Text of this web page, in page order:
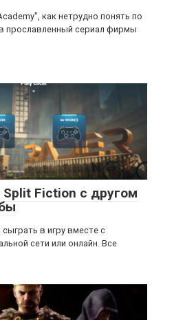
как нетрудно понять по
прославленный сериал фирмы
Split Fiction с другом
в игру вместе с
сети или онлайн. Все